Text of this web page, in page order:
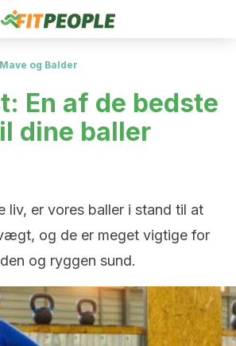
og Balder
En af de bedste
dine baller
liv, er vores baller i stand til at
og de er meget vigtige for
og ryggen sund.